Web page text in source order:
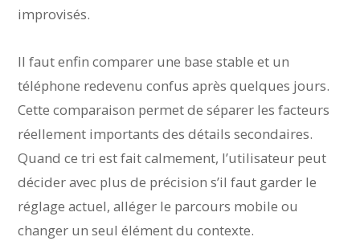
improvisés.
Il faut enfin comparer une base stable et un
téléphone redevenu confus après quelques jours.
Cette comparaison permet de séparer les facteurs
réellement importants des détails secondaires.
Quand ce tri est fait calmement, l’utilisateur peut
décider avec plus de précision s’il faut garder le
réglage actuel, alléger le parcours mobile ou
changer un seul élément du contexte.